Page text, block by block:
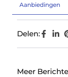
Aanbiedingen
Delen:
Meer